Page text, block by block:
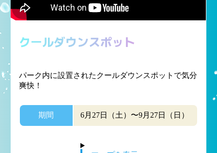
クールダウンスポット
パーク内に設置されたクールダウンスポットで気分
爽快！
期間 6月27日（土）〜9月27日（日）